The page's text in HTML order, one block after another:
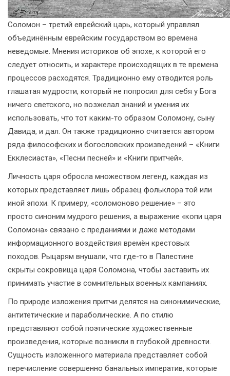
Соломон – третий еврейский царь, который управлял
объединённым еврейским государством во времена
неведомые. Мнения историков об эпохе, к которой его
следует относить, и характере происходящих в те времена
процессов расходятся. Традиционно ему отводится роль
глашатая мудрости, который не попросил для себя у Бога
ничего светского, но возжелал знаний и умения их
использовать, что тот каким-то образом Соломону, сыну
Давида, и дал. Он также традиционно считается автором
ряда философских и богословских произведений – «Книги
Екклесиаста», «Песни песней» и «Книги притчей».
Личность царя обросла множеством легенд, каждая из
которых представляет лишь образец фольклора той или
иной эпохи. К примеру, «соломоново решение» – это
просто синоним мудрого решения, а выражение «копи царя
Соломона» связано с преданиями и даже методами
информационного воздействия времён крестовых
походов. Рыцарям внушали, что где-то в Палестине
скрыты сокровища царя Соломона, чтобы заставить их
принимать участие в сомнительных военных кампаниях.
По природе изложения притчи делятся на синонимические,
антитетические и параболические. А по стилю
представляют собой поэтические художественные
произведения, которые возникли в глубокой древности.
Сущность изложенного материала представляет собой
перечисление совершенно банальных императив, которые